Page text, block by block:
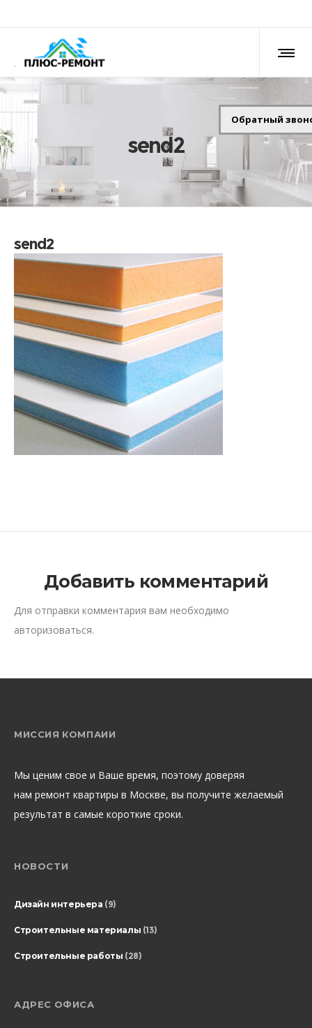
send2
send2
Добавить комментарий
Для отправки комментария вам необходимо
авторизоваться.
МИССИЯ КОМПАИИ
Мы ценим свое и Ваше время, поэтому доверяя
нам ремонт квартиры в Москве, вы получите желаемый
результат в самые короткие сроки.
НОВОСТИ
Дизайн интерьера (9)
Строительные материалы (13)
Строительные работы (28)
АДРЕС ОФИСА
Обратный